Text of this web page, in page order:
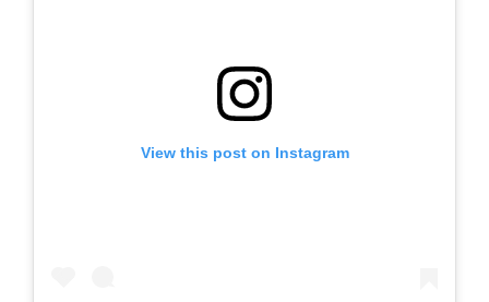
View this post on Instagram